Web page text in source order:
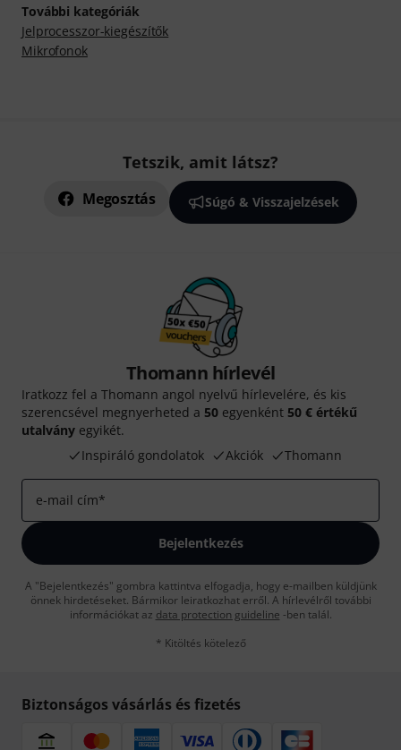
További kategóriák
Jelprocesszor-kiegészítők
Mikrofonok
Tetszik, amit látsz?
Megosztás Súgó & Visszajelzések
Thomann hírlevél
Iratkozz fel a Thomann angol nyelvű hírlevelére, és kis
szerencsével megnyerheted a 50 egyenként 50 € értékű
utalvány egyikét.
Inspiráló gondolatok
Akciók Thomann
e-mail cím*
Bejelentkezés
A "Bejelentkezés" gombra kattintva elfogadja, hogy e-mailben küldjünk
önnek hirdetéseket. Bármikor leiratkozhat erről. A hírlevélről további
információkat az data protection guideline -ben talál.
* Kitöltés kötelező
Biztonságos vásárlás és fizetés